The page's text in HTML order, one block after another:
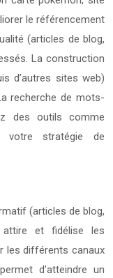
le référencement
(articles de blog,
La construction
d’autres sites web)
recherche de mots-
des outils comme
votre stratégie de
(articles de blog,
attire et fidélise les
les différents canaux
d’atteindre un